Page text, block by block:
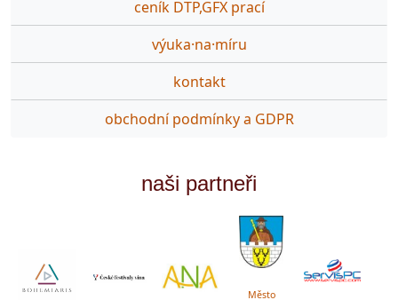
ceník DTP,GFX prací
výuka·na·míru
kontakt
obchodní podmínky a GDPR
naši partneři
Město